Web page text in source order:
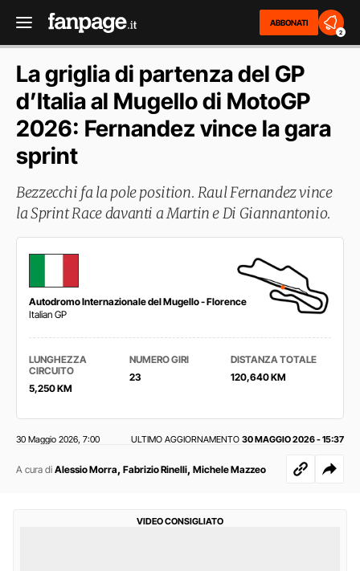
ABBONATI
2
La griglia di partenza del GP
d’Italia al Mugello di MotoGP
2026: Fernandez vince la gara
sprint
Bezzecchi fa la pole position. Raul Fernandez vince
la Sprint Race davanti a Martin e Di Giannantonio.
Autodromo Internazionale del Mugello - Florence
Italian GP
LUNGHEZZA
CIRCUITO
5,250 KM
NUMERO GIRI
23
DISTANZA TOTALE
120,640 KM
30 Maggio 2026 7:00 ULTIMO AGGIORNAMENTO 30 MAGGIO 2026 - 15:37
A cura di Alessio Morra, Fabrizio Rinelli, Michele Mazzeo
VIDEO CONSIGLIATO